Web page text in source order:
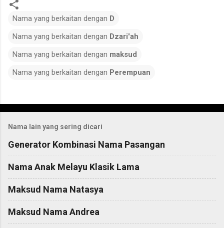
Nama yang berkaitan dengan D
Nama yang berkaitan dengan Dzari'ah
Nama yang berkaitan dengan maksud
Nama yang berkaitan dengan Perempuan
o
m
m
e
n
Nama lain yang sering dicari
Generator Kombinasi Nama Pasangan
Nama Anak Melayu Klasik Lama
Maksud Nama Natasya
Maksud Nama Andrea